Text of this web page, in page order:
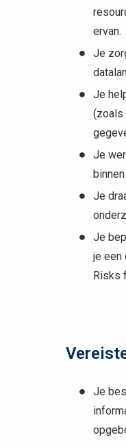
ervan.
Je
Je
(zoals
Je
Je
Je
je een
Risks
Je